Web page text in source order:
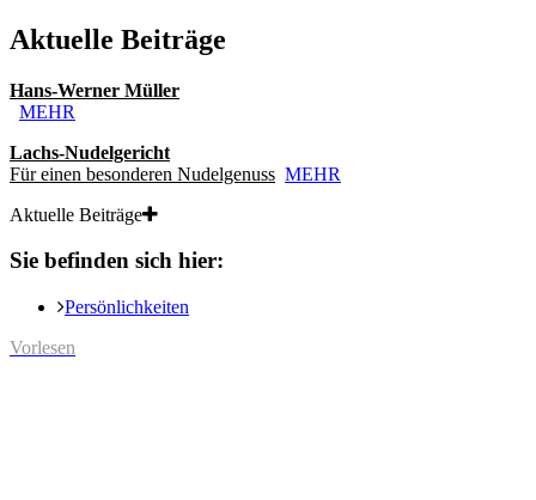
Aktuelle Beiträge
Hans-Werner Müller
MEHR
Lachs-Nudelgericht
Für einen besonderen Nudelgenuss MEHR
Aktuelle Beiträge
Sie befinden sich hier:
Persönlichkeiten
Vorlesen